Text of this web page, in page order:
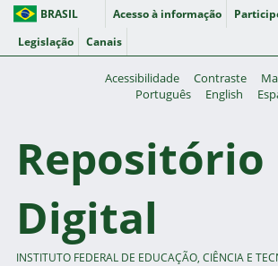
BRASIL Acesso à informação
Legislação
Canais
Acessibilidade Contraste
Português
English
Repositório
Digital
INSTITUTO FEDERAL DE EDUCAÇÃO, CIÊNCIA E